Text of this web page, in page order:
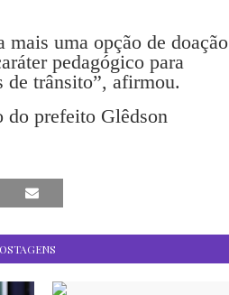
mais uma opção de doação
pedagógico para
de trânsito”, afirmou.
do prefeito Glêdson